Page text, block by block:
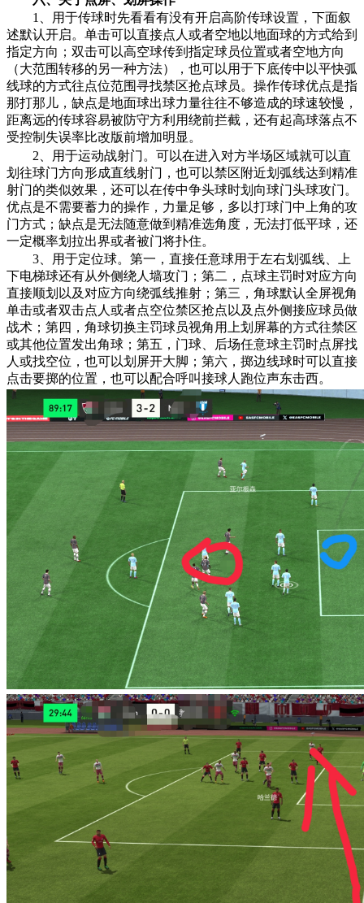
1、用于传球时先看看有没有开启高阶传球设置，下面叙
述默认开启。单击可以直接点人或者空地以地面球的方式给到
指定方向；双击可以高空球传到指定球员位置或者空地方向
（大范围转移的另一种方法），也可以用于下底传中以平快弧
线球的方式往点位范围寻找禁区抢点球员。操作传球优点是指
那打那儿，缺点是地面球出球力量往往不够造成的球速较慢，
距离远的传球容易被防守方利用绕前拦截，还有起高球落点不
受控制失误率比改版前增加明显。
2、用于运动战射门。可以在进入对方半场区域就可以直
划往球门方向形成直线射门，也可以禁区附近划弧线达到精准
射门的类似效果，还可以在传中争头球时划向球门头球攻门。
优点是不需要蓄力的操作，力量足够，多以打球门中上角的攻
门方式；缺点是无法随意做到精准选角度，无法打低平球，还
一定概率划拉出界或者被门将扑住。
3、用于定位球。第一，直接任意球用于左右划弧线、上
下电梯球还有从外侧绕人墙攻门；第二，点球主罚时对应方向
直接顺划以及对应方向绕弧线推射；第三，角球默认全屏视角
单击或者双击点人或者点空位禁区抢点以及点外侧接应球员做
战术；第四，角球切换主罚球员视角用上划屏幕的方式往禁区
或其他位置发出角球；第五，门球、后场任意球主罚时点屏找
人或找空位，也可以划屏开大脚；第六，掷边线球时可以直接
点击要掷的位置，也可以配合呼叫接球人跑位声东击西。